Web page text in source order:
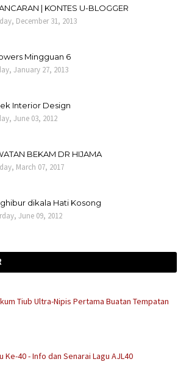
| KONTES U-BLOGGER
December 31, 2013
Mingguan 6
January 27, 2013
Interior Design
June 03, 2012
BEKAM DR HIJAMA
March 07, 2017
dikala Hati Kosong
June 09, 2012
Tiub Ultra-Nipis Pertama Buatan Tempatan
Ke-40 - Info dan Senarai Lagu AJL40